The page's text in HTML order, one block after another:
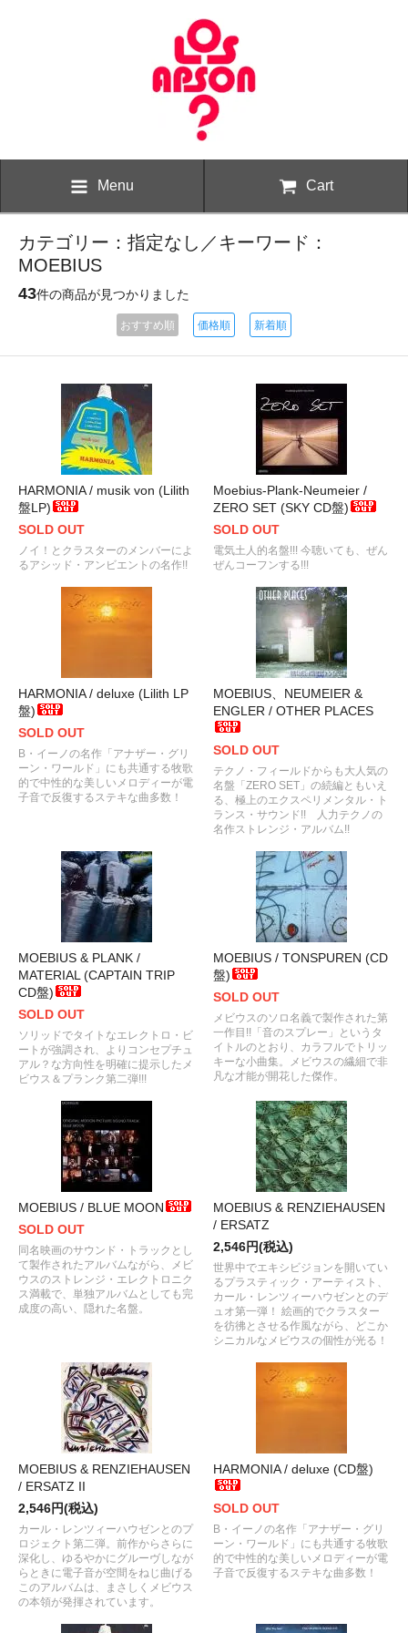
Menu Cart
カテゴリー：指定なし／キーワード：
MOEBIUS
43件の商品が見つかりました
おすすめ順 価格順 新着順
HARMONIA / musik von (Lilith
盤LP)
SOLD OUT
ノイ！とクラスターのメンバーによ
るアシッド・アンビエントの名作!!
Moebius-Plank-Neumeier /
ZERO SET (SKY CD盤)
SOLD OUT
電気土人的名盤!!! 今聴いても、ぜん
ぜんコーフンする!!!
HARMONIA / deluxe (Lilith LP
盤)
SOLD OUT
B・イーノの名作「アナザー・グリ
ーン・ワールド」にも共通する牧歌
的で中性的な美しいメロディーが電
子音で反復するステキな曲多数！
MOEBIUS、NEUMEIER &
ENGLER / OTHER PLACES
SOLD OUT
テクノ・フィールドからも大人気の
名盤「ZERO SET」の続編ともいえ
る、極上のエクスペリメンタル・ト
ランス・サウンド!! 人力テクノの
名作ストレンジ・アルバム!!
MOEBIUS & PLANK /
MATERIAL (CAPTAIN TRIP
CD盤)
SOLD OUT
ソリッドでタイトなエレクトロ・ビ
ートが強調され、よりコンセプチュ
アル？な方向性を明確に提示したメ
ビウス＆プランク第二弾!!!
MOEBIUS / TONSPUREN (CD
盤)
SOLD OUT
メビウスのソロ名義で製作された第
一作目!!「音のスプレー」というタ
イトルのとおり、カラフルでトリッ
キーな小曲集。メビウスの繊細で非
凡な才能が開花した傑作。
MOEBIUS / BLUE MOON
SOLD OUT
同名映画のサウンド・トラックとし
て製作されたアルバムながら、メビ
ウスのストレンジ・エレクトロニク
ス満載で、単独アルバムとしても完
成度の高い、隠れた名盤。
MOEBIUS & RENZIEHAUSEN
/ ERSATZ
2,546円(税込)
世界中でエキシビジョンを開いてい
るプラスティック・アーティスト、
カール・レンツィーハウゼンとのデ
ュオ第一弾！ 絵画的でクラスター
を彷彿とさせる作風ながら、どこか
シニカルなメビウスの個性が光る！
MOEBIUS & RENZIEHAUSEN
/ ERSATZ II
2,546円(税込)
カール・レンツィーハウゼンとのプ
ロジェクト第二弾。前作からさらに
深化し、ゆるやかにグルーヴしなが
らときに電子音が空間をねじ曲げる
このアルバムは、まさしくメビウス
の本領が発揮されています。
HARMONIA / deluxe (CD盤)
SOLD OUT
B・イーノの名作「アナザー・グリ
ーン・ワールド」にも共通する牧歌
的で中性的な美しいメロディーが電
子音で反復するステキな曲多数！